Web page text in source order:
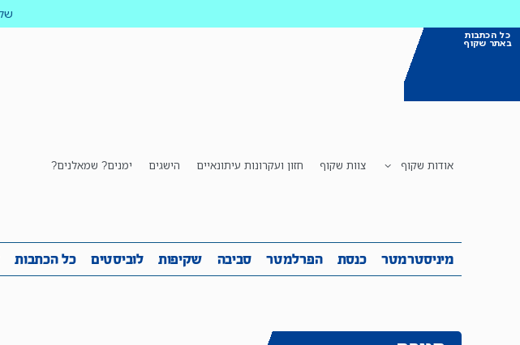
כל הכתבות
באתר שקוף
אודות שקוף צוות שקוף חזון ועקרונות עיתונאיים הישגים ימנים? שמאלנים?
מיניסטרמטר כנסת הפרלמטר סביבה שקיפות לוביסטים כל הכתבות
מיניסטרמטר כנסת הפרלמטר סביבה שקיפות